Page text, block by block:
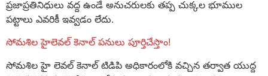
ప్రజాప్రతినిధులు వద్ద ఉండే అనుచరులకు తప్ప చుక్కల భూముల
పట్టాలు ఎవరికీ ఇవ్వడం లేదు.
సోమశిల హైలెవల్ కెనాల్ పనులు పూర్తిచేస్తాం!
సోమశిల హై లెవల్ కెనాల్ టిడిపి అధికారంలోకి వచ్చిన తర్వాత యుద్ద